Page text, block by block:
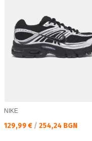
NIKE
Текуща цена:
129,99 € / 254,24 BGN